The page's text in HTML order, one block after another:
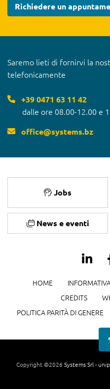
Richiedere un
Saremo lieti di fornirvi la
telefonicamente
+39 0471 63 11 42
dalle ore 08.00-12.00 e
office@systems.bz
Jobs
News e eventi
HOME
CREDITS
POLITICA PARITÀ DI GENERE
Copyright ©2026 Systems Srl -